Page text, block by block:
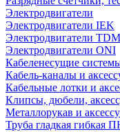
Электродвигатели
Электродвигатели IEK
Электродвигатели TDM
Электродвигатели ONI
Кабеленесущие
Кабель-каналы и
Кабельные лотки и
Клипсы, дюбели,
Металлорукав и
Труба гладкая гибкая